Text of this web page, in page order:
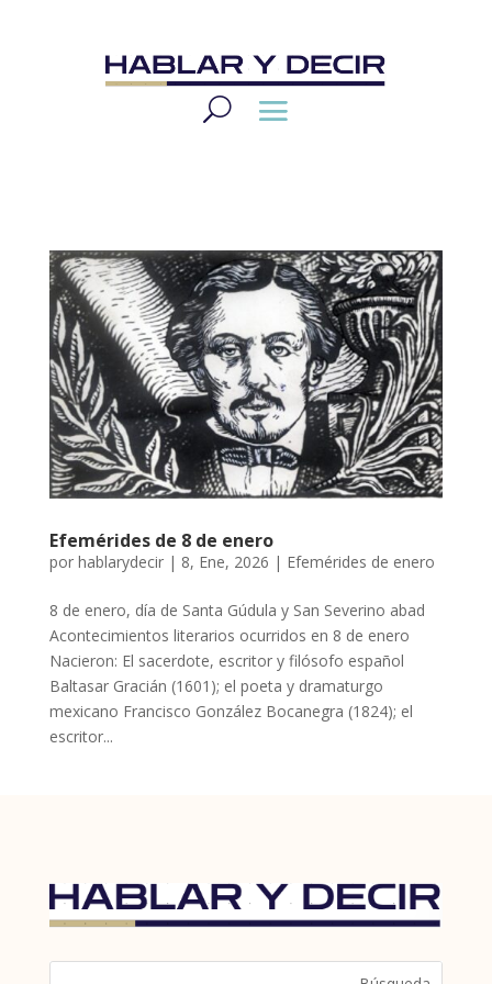
Efemérides de 8 de enero
por hablarydecir| 8, Ene, 2026 | Efemérides de enero
8 de enero, día de Santa Gúdula y San Severino abad
Acontecimientos literarios ocurridos en 8 de enero
Nacieron: El sacerdote, escritor y filósofo español
Baltasar Gracián (1601); el poeta y dramaturgo
mexicano Francisco González Bocanegra (1824); el
escritor...